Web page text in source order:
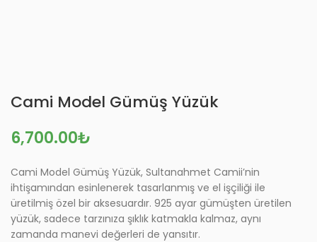
Cami Model Gümüş Yüzük
₺
Cami Model Gümüş Yüzük, Sultanahmet Camii’nin
ihtişamından esinlenerek tasarlanmış ve el işçiliği ile
üretilmiş özel bir aksesuardır. 925 ayar gümüşten üretilen
yüzük, sadece tarzınıza şıklık katmakla kalmaz, aynı
zamanda manevi değerleri de yansıtır.